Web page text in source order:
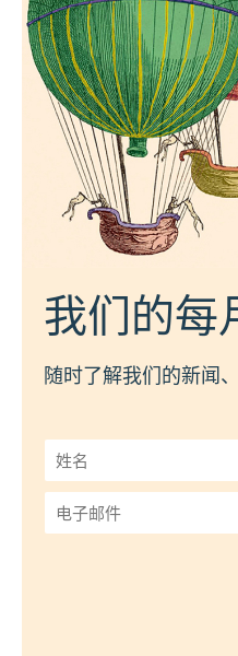
我们的每
随时了解我们的新闻
姓
名
*
子